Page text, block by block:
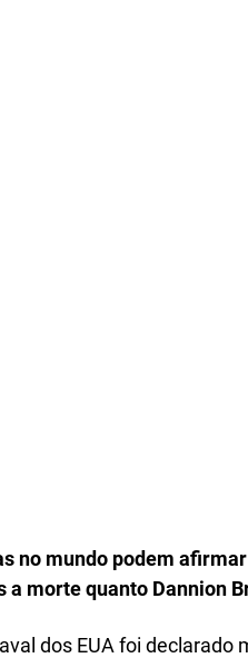
no mundo podem
a morte quanto Dannion
dos EUA foi